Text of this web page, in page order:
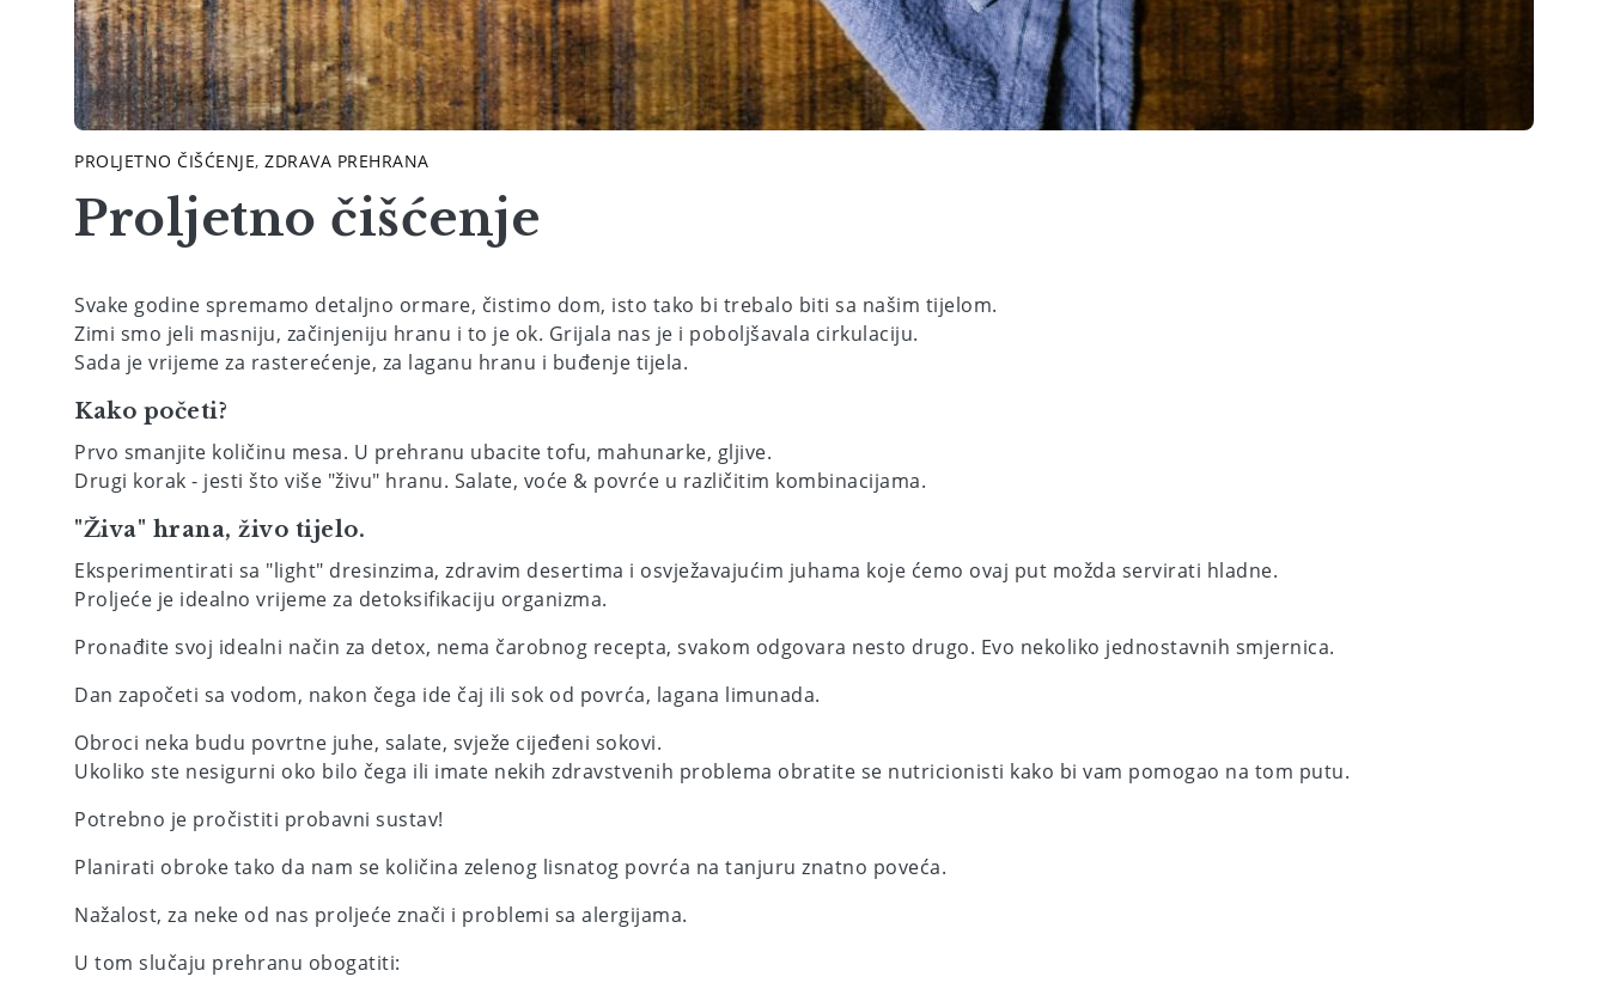
PROLJETNO ČIŠĆENJE, ZDRAVA PREHRANA
Proljetno čišćenje
Svake godine spremamo detaljno ormare, čistimo dom, isto tako bi trebalo biti sa našim tijelom.
Zimi smo jeli masniju, začinjeniju hranu i to je ok. Grijala nas je i poboljšavala cirkulaciju.
Sada je vrijeme za rasterećenje, za laganu hranu i buđenje tijela.
Kako početi?
Prvo smanjite količinu mesa. U prehranu ubacite tofu, mahunarke, gljive.
Drugi korak - jesti što više "živu" hranu. Salate, voće & povrće u različitim kombinacijama.
"Živa" hrana, živo tijelo.
Eksperimentirati sa "light" dresinzima, zdravim desertima i osvježavajućim juhama koje ćemo ovaj put možda servirati hladne.
Proljeće je idealno vrijeme za detoksifikaciju organizma.
Pronađite svoj idealni način za detox, nema čarobnog recepta, svakom odgovara nesto drugo. Evo nekoliko jednostavnih smjernica.
Dan započeti sa vodom, nakon čega ide čaj ili sok od povrća, lagana limunada.
Obroci neka budu povrtne juhe, salate, svježe cijeđeni sokovi.
Ukoliko ste nesigurni oko bilo čega ili imate nekih zdravstvenih problema obratite se nutricionisti kako bi vam pomogao na tom putu.
Potrebno je pročistiti probavni sustav!
Planirati obroke tako da nam se količina zelenog lisnatog povrća na tanjuru znatno poveća.
Nažalost, za neke od nas proljeće znači i problemi sa alergijama.
U tom slučaju prehranu obogatiti: